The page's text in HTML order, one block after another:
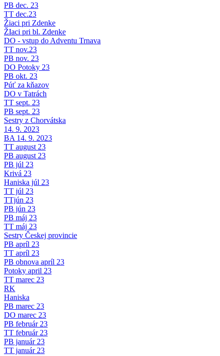
PB dec. 23
TT dec.23
Žiaci pri Zdenke
ŽIaci pri bl. Zdenke
DO - vstup do Adventu Trnava
TT nov.23
PB nov. 23
DO Potoky 23
PB okt. 23
Púť za kňazov
DO v Tatrách
TT sept. 23
PB sept. 23
Sestry z Chorvátska
14. 9. 2023
BA 14. 9. 2023
TT august 23
PB august 23
PB júl 23
Krivá 23
Haniska júl 23
TT júl 23
TTjún 23
PB jún 23
PB máj 23
TT máj 23
Sestry Českej provincie
PB apríl 23
TT apríl 23
PB obnova apríl 23
Potoky april 23
TT marec 23
RK
Haniska
PB marec 23
DO marec 23
PB február 23
TT február 23
PB január 23
TT január 23